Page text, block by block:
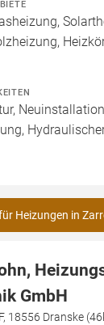
Heizungen in
GmbH
18556 Dranske